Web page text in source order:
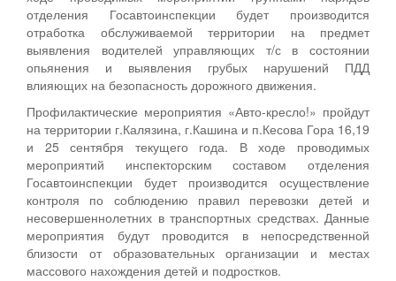
отделения Госавтоинспекции будет производится
отработка обслуживаемой территории на предмет
выявления водителей управляющих т/с в состоянии
опьянения и выявления грубых нарушений ПДД
влияющих на безопасность дорожного движения.
Профилактические мероприятия «Авто-кресло!» пройдут
на территории г.Калязина, г.Кашина и п.Кесова Гора 16,19
и 25 сентября текущего года. В ходе проводимых
мероприятий инспекторским составом отделения
Госавтоинспекции будет производится осуществление
контроля по соблюдению правил перевозки детей и
несовершеннолетних в транспортных средствах. Данные
мероприятия будут проводится в непосредственной
близости от образовательных организации и местах
массового нахождения детей и подростков.